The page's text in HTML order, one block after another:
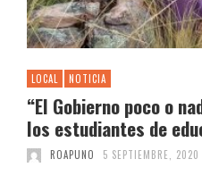
LOCAL NOTICIA
“El Gobierno poco o
los estudiantes de
ROAPUNO 5 SEPTIEMBRE, 2020